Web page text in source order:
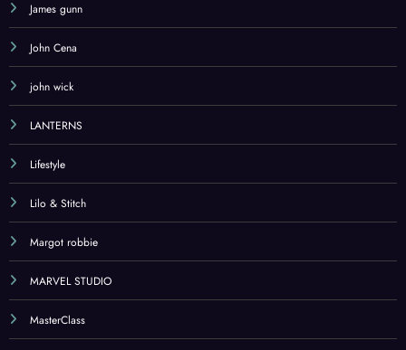
James gunn
John Cena
john wick
LANTERNS
Lifestyle
Lilo & Stitch
Margot robbie
MARVEL STUDIO
MasterClass